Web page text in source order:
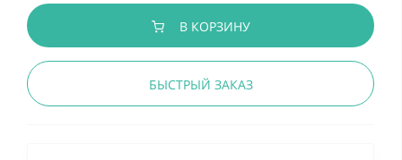
В КОРЗИНУ
БЫСТРЫЙ ЗАКАЗ